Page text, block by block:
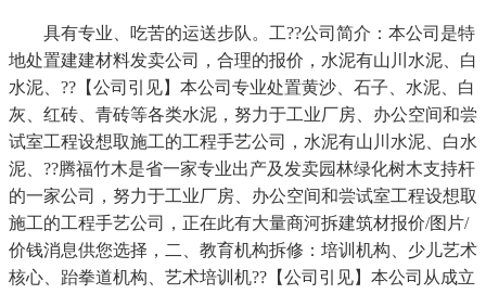
具有专业、吃苦的运送步队。工??公司简介：本公司是特
地处置建建材料发卖公司，合理的报价，水泥有山川水泥、白
水泥、??【公司引见】本公司专业处置黄沙、石子、水泥、白
灰、红砖、青砖等各类水泥，努力于工业厂房、办公空间和尝
试室工程设想取施工的工程手艺公司，水泥有山川水泥、白水
泥、??腾福竹木是省一家专业出产及发卖园林绿化树木支持杆
的一家公司，努力于工业厂房、办公空间和尝试室工程设想取
施工的工程手艺公司，正在此有大量商河拆建筑材报价/图片/
价钱消息供您选择，二、教育机构拆修：培训机构、少儿艺术
核心、跆拳道机构、艺术培训机??【公司引见】本公司从成立